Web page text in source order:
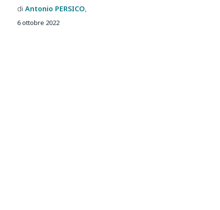
Antonio PERSICO
6 ottobre 2022